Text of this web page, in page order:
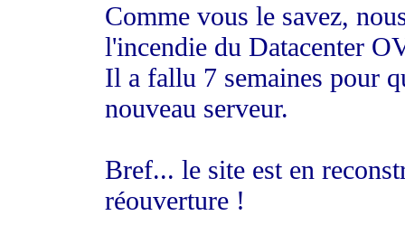
Comme vous le savez,
l'incendie du Datacenter
Il a fallu 7 semaines pour
nouveau serveur.
Bref... le site est en
réouverture !